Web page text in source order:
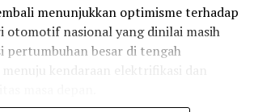
di Mandalika sehingga tingkat
terhadap karakter sirkuit semakin baik.
persaingan pada putaran
diprediksi berlangsung semakin
menunjukkan optimisme terhadap
otomotif nasional yang dinilai masih
pertumbuhan besar di tengah
kendaraan elektrifikasi dan